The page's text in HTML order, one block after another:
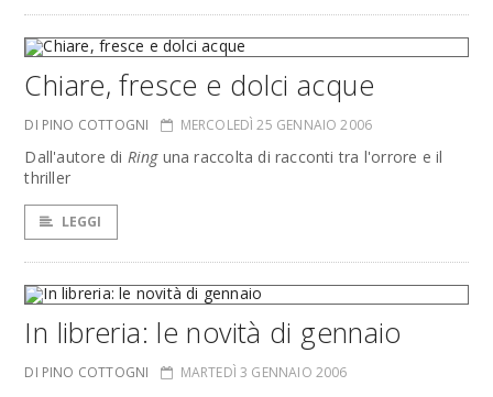
Chiare, fresce e dolci acque
DI PINO COTTOGNI MERCOLEDÌ 25 GENNAIO 2006
Dall'autore di Ringuna raccolta di racconti tra l'orrore e il
thriller
LEGGI
In libreria: le novità di gennaio
DI PINO COTTOGNI MARTEDÌ 3 GENNAIO 2006